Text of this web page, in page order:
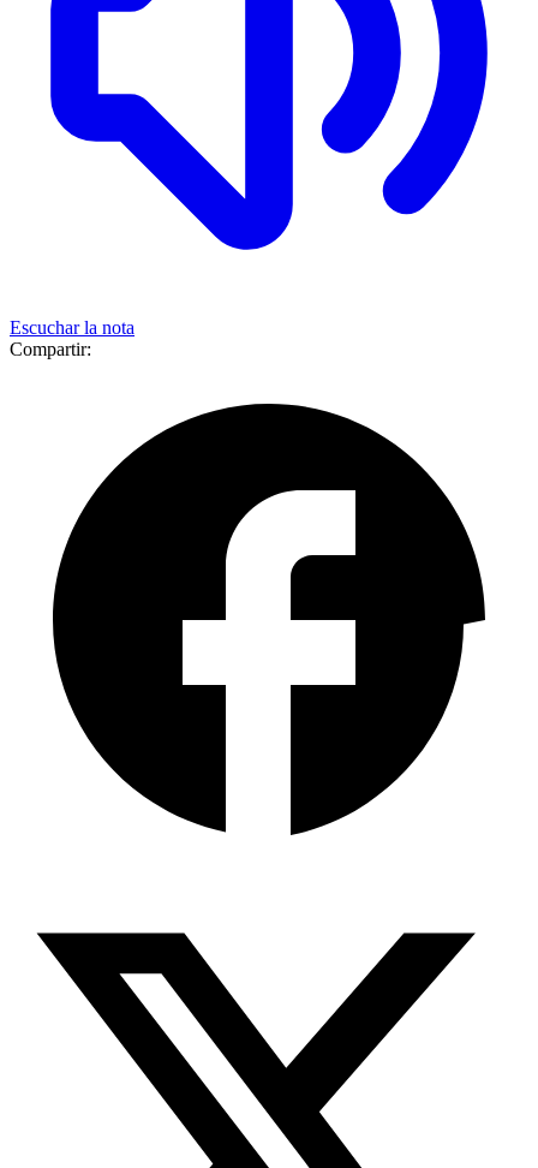
Escuchar la nota
Compartir: